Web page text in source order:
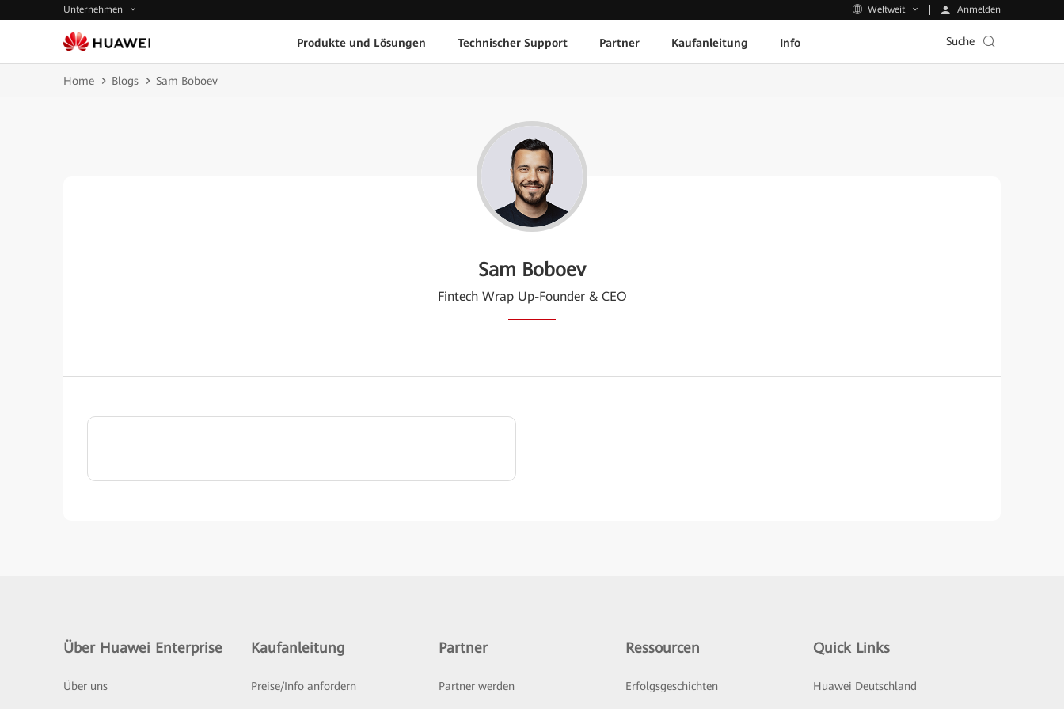
Unternehmen Weltweit Anmelden
Produkte und Lösungen Technischer Support Partner Kaufanleitung Info Suche
Home Blogs Sam Boboev
Sam Boboev
Fintech Wrap Up-Founder & CEO
Über Huawei Enterprise
Über uns
Kaufanleitung
Preise/Info anfordern
Partner
Partner werden
Ressourcen
Erfolgsgeschichten
Quick Links
Huawei Deutschland